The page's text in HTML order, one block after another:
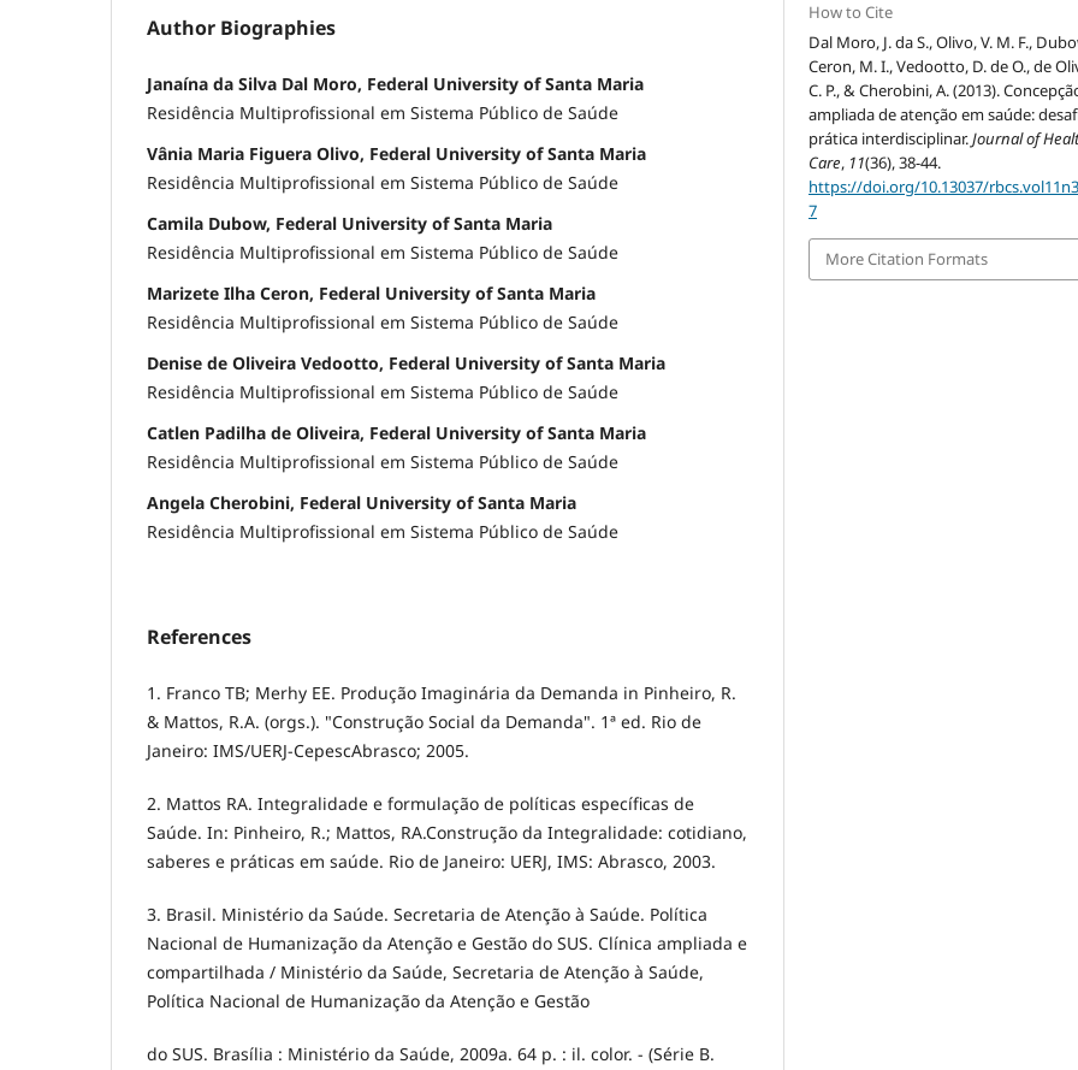
Author Biographies
Janaína da Silva Dal Moro, Federal University of Santa Maria
Residência Multiprofissional em Sistema Público de Saúde
Vânia Maria Figuera Olivo, Federal University of Santa Maria
Residência Multiprofissional em Sistema Público de Saúde
Camila Dubow, Federal University of Santa Maria
Residência Multiprofissional em Sistema Público de Saúde
Marizete Ilha Ceron, Federal University of Santa Maria
Residência Multiprofissional em Sistema Público de Saúde
Denise de Oliveira Vedootto, Federal University of Santa Maria
Residência Multiprofissional em Sistema Público de Saúde
Catlen Padilha de Oliveira, Federal University of Santa Maria
Residência Multiprofissional em Sistema Público de Saúde
Angela Cherobini, Federal University of Santa Maria
Residência Multiprofissional em Sistema Público de Saúde
References
1. Franco TB; Merhy EE. Produção Imaginária da Demanda in Pinheiro, R.
& Mattos, R.A. (orgs.). "Construção Social da Demanda". 1ª ed. Rio de
Janeiro: IMS/UERJ-CepescAbrasco; 2005.
2. Mattos RA. Integralidade e formulação de políticas específicas de
Saúde. In: Pinheiro, R.; Mattos, RA.Construção da Integralidade: cotidiano,
saberes e práticas em saúde. Rio de Janeiro: UERJ, IMS: Abrasco, 2003.
3. Brasil. Ministério da Saúde. Secretaria de Atenção à Saúde. Política
Nacional de Humanização da Atenção e Gestão do SUS. Clínica ampliada e
compartilhada / Ministério da Saúde, Secretaria de Atenção à Saúde,
Política Nacional de Humanização da Atenção e Gestão
do SUS. Brasília : Ministério da Saúde, 2009a. 64 p. : il. color. - (Série B.
How to Cite
Dal Moro, J. da S., Olivo, V. M. F.,
Ceron, M. I., Vedootto, D. de O., de
C. P., & Cherobini, A. (2013).
ampliada de atenção em saúde:
prática interdisciplinar.Journal of
Care, 11(36), 38-44.
https://doi.org/10.13037/
7
More Citation Formats